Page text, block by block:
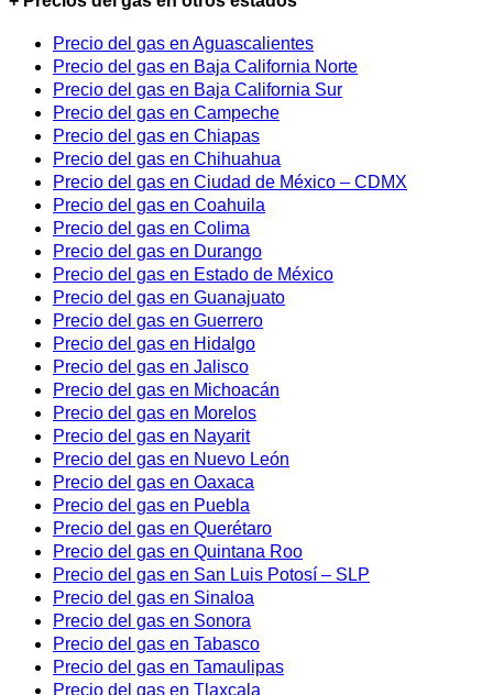
Precio del gas en Aguascalientes
Precio del gas en Baja California Norte
Precio del gas en Baja California Sur
Precio del gas en Campeche
Precio del gas en Chiapas
Precio del gas en Chihuahua
Precio del gas en Ciudad de México – CDMX
Precio del gas en Coahuila
Precio del gas en Colima
Precio del gas en Durango
Precio del gas en Estado de México
Precio del gas en Guanajuato
Precio del gas en Guerrero
Precio del gas en Hidalgo
Precio del gas en Jalisco
Precio del gas en Michoacán
Precio del gas en Morelos
Precio del gas en Nayarit
Precio del gas en Nuevo León
Precio del gas en Oaxaca
Precio del gas en Puebla
Precio del gas en Querétaro
Precio del gas en Quintana Roo
Precio del gas en San Luis Potosí – SLP
Precio del gas en Sinaloa
Precio del gas en Sonora
Precio del gas en Tabasco
Precio del gas en Tamaulipas
Precio del gas en Tlaxcala